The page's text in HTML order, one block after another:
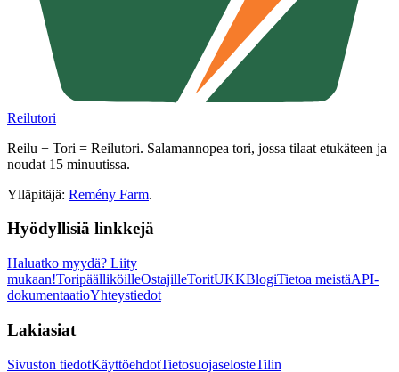
Reilutori
Reilu + Tori = Reilutori. Salamannopea tori, jossa tilaat etukäteen ja
noudat 15 minuutissa.
Ylläpitäjä: Remény Farm.
Hyödyllisiä linkkejä
Haluatko myydä? Liity
mukaan!ToripäälliköilleOstajilleToritUKKBlogiTietoa meistäAPI-
dokumentaatioYhteystiedot
Lakiasiat
Sivuston tiedotKäyttöehdotTietosuojaselosteTilin